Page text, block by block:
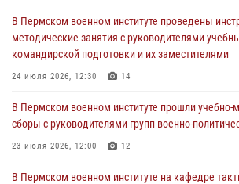
В Пермском военном институте проведены
методические занятия с руководителями
командирской подготовки и их заместителями
24 июля 2026, 12:30 14
В Пермском военном институте прошли учебно-
сборы с руководителями групп военно-
23 июля 2026, 12:00 12
В Пермском военном институте на кафедре